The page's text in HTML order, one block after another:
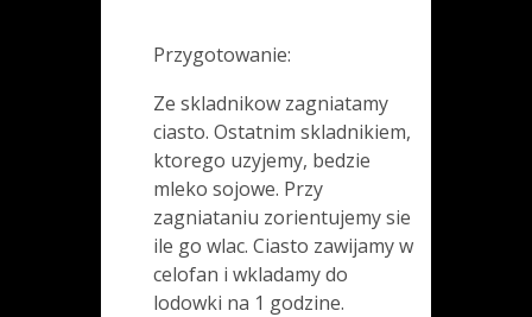
Przygotowanie:
Ze skladnikow zagniatamy
ciasto. Ostatnim skladnikiem,
ktorego uzyjemy, bedzie
mleko sojowe. Przy
zagniataniu zorientujemy sie
ile go wlac. Ciasto zawijamy w
celofan i wkladamy do
lodowki na 1 godzine.